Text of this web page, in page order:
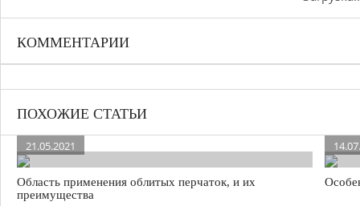
КОММЕНТАРИИ
ПОХОЖИЕ СТАТЬИ
21.05.2021
Область применения облитых перчаток, и их
преимущества